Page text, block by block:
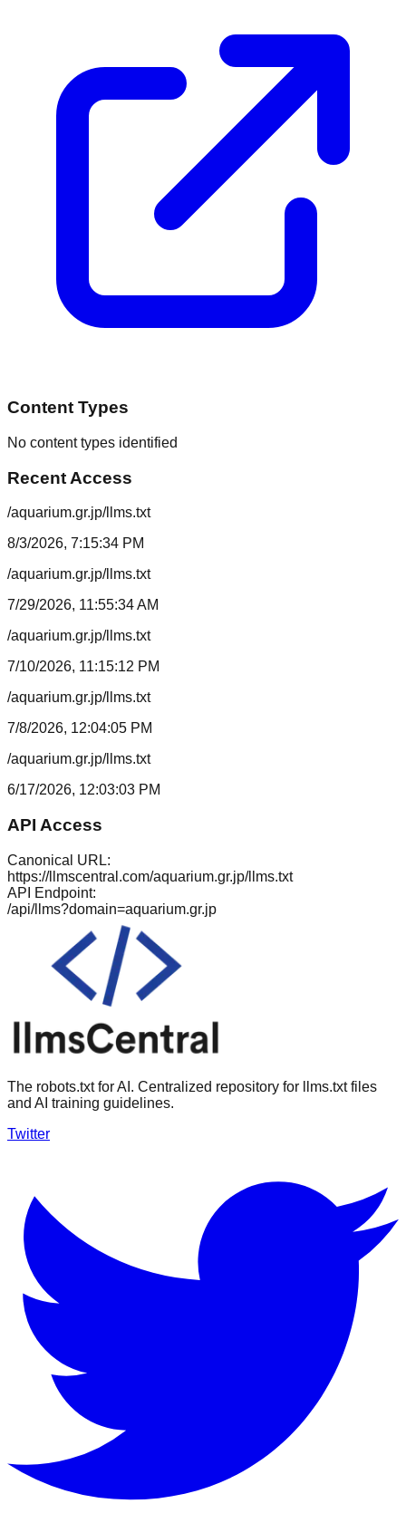
Content Types
No content types identified
Recent Access
/aquarium.gr.jp/llms.txt
8/3/2026, 7:15:34 PM
/aquarium.gr.jp/llms.txt
7/29/2026, 11:55:34 AM
/aquarium.gr.jp/llms.txt
7/10/2026, 11:15:12 PM
/aquarium.gr.jp/llms.txt
7/8/2026, 12:04:05 PM
/aquarium.gr.jp/llms.txt
6/17/2026, 12:03:03 PM
API Access
Canonical URL:
https://llmscentral.com/aquarium.gr.jp/llms.txt
API Endpoint:
/api/llms?domain=aquarium.gr.jp
The robots.txt for AI. Centralized repository for llms.txt files
and AI training guidelines.
Twitter